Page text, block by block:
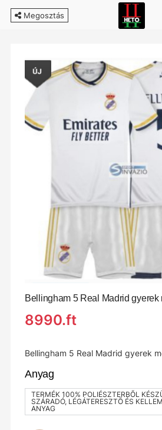
Megosztás
Bellingham 5 Real Madrid gyerek
8990.ft
Bellingham 5 Real Madrid gyerek
Anyag
TERMÉK 100% POLIÉSZTERBŐL
SZÁRADÓ, LÉGÁTERESZTŐ ÉS
ANYAG